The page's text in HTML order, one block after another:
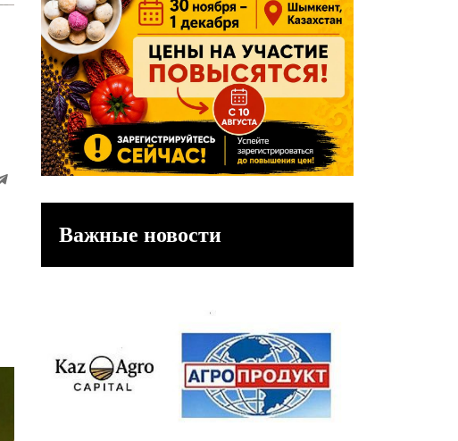
Важные новости